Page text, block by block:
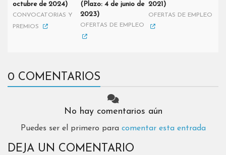
octubre de 2024)
CONVOCATORIAS Y
PREMIOS
(Plazo: 4 de junio de
2023)
OFERTAS DE EMPLEO
2021)
OFERTAS DE EMPLEO
0 COMENTARIOS
No hay comentarios aún
Puedes ser el primero para comentar esta entrada
DEJA UN COMENTARIO